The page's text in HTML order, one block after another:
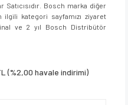
Bosch marka diğer
kategori sayfamızı ziyaret
ve 2 yıl Bosch Distribütör
(%2,00 havale indirimi)